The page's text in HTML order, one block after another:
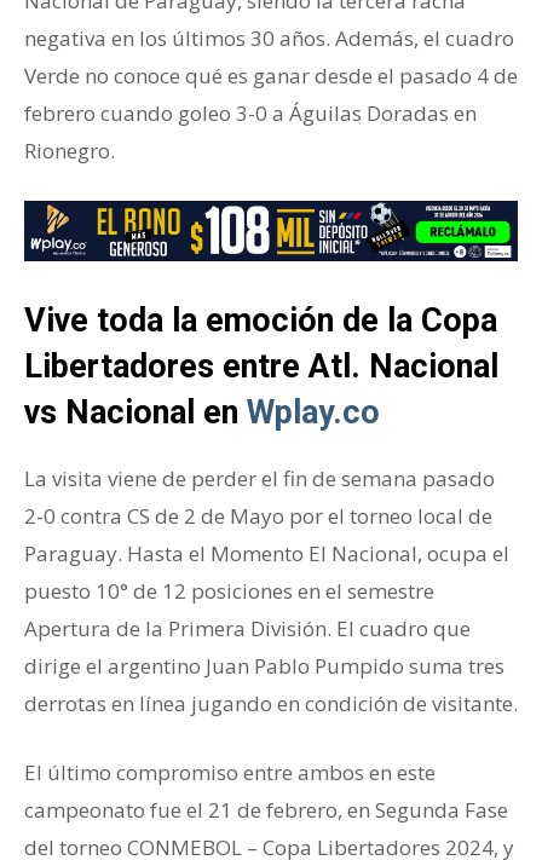
negativa en los últimos 30 años. Además, el cuadro
Verde no conoce qué es ganar desde el pasado 4 de
febrero cuando goleo 3-0 a Águilas Doradas en
Rionegro.
Vive toda la emoción de la Copa
Libertadores entre Atl. Nacional
vs Nacional en Wplay.co
La visita viene de perder el fin de semana pasado
2-0 contra CS de 2 de Mayo por el torneo local de
Paraguay. Hasta el Momento El Nacional, ocupa el
puesto 10° de 12 posiciones en el semestre
Apertura de la Primera División. El cuadro que
dirige el argentino Juan Pablo Pumpido suma tres
derrotas en línea jugando en condición de visitante.
El último compromiso entre ambos en este
campeonato fue el 21 de febrero, en Segunda Fase
del torneo CONMEBOL – Copa Libertadores 2024, y